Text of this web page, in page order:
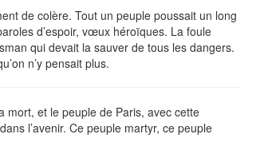
de colère. Tout un peuple poussait un long
d’espoir, vœux héroïques. La foule
qui devait la sauver de tous les dangers.
n’y pensait plus.
mort, et le peuple de Paris, avec cette
l’avenir. Ce peuple martyr, ce peuple